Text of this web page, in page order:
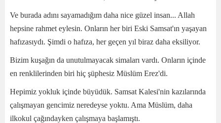
Ve burada adını sayamadığım daha nice güzel insan... Allah
hepsine rahmet eylesin. Onların her biri Eski Samsat'ın yaşayan
hafızasıydı. Şimdi o hafıza, her geçen yıl biraz daha eksiliyor.
Bizim kuşağın da unutulmayacak simaları vardı. Onların içinde
en renklilerinden biri hiç şüphesiz Müslüm Erez'di.
Hepimiz yokluk içinde büyüdük. Samsat Kalesi'nin kazılarında
çalışmayan gencimiz neredeyse yoktu. Ama Müslüm, daha
ilkokul çağındayken çalışmaya başlamıştı.